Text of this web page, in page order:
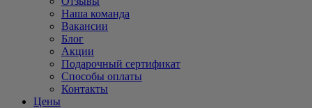
Наша команда
Вакансии
Блог
Акции
Подарочный сертификат
Способы оплаты
Контакты
Цены